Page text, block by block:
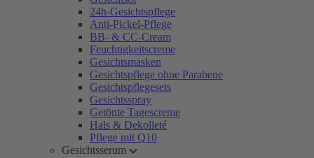
24h-Gesichtspflege
Anti-Pickel-Pflege
BB- & CC-Cream
Feuchtigkeitscreme
Gesichtsmasken
Gesichtspflege ohne Parabene
Gesichtspflegesets
Gesichtsspray
Getönte Tagescreme
Hals & Dekolleté
Pflege mit Q10
Gesichtsserum